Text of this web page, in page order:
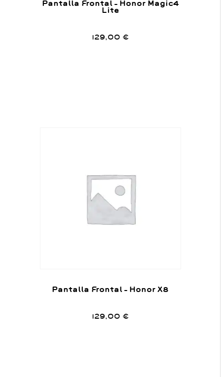
Pantalla Frontal – Honor Magic4
Lite
129,00 €
Pantalla Frontal – Honor X8
129,00 €